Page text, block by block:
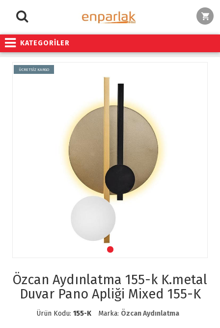
KATEGORİLER
ÜCRETSİZ KARGO
Özcan Aydınlatma 155-k K.metal
Duvar Pano Apliği Mixed 155-K
Ürün Kodu: 155-K Marka: Özcan Aydınlatma